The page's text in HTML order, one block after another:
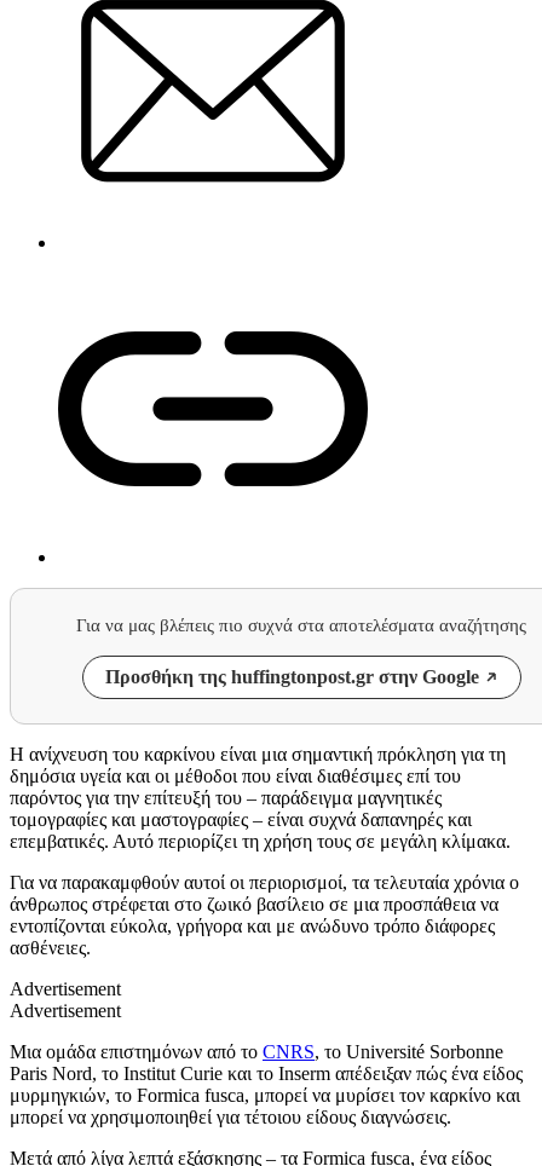
Για να μας βλέπεις πιο συχνά στα αποτελέσματα αναζήτησης
Προσθήκη της huffingtonpost.gr στην Google
Η ανίχνευση του καρκίνου είναι μια σημαντική πρόκληση για τη
δημόσια υγεία και οι μέθοδοι που είναι διαθέσιμες επί του
παρόντος για την επίτευξή του – παράδειγμα μαγνητικές
τομογραφίες και μαστογραφίες – είναι συχνά δαπανηρές και
επεμβατικές. Αυτό περιορίζει τη χρήση τους σε μεγάλη κλίμακα.
Για να παρακαμφθούν αυτοί οι περιορισμοί, τα τελευταία χρόνια ο
άνθρωπος στρέφεται στο ζωικό βασίλειο σε μια προσπάθεια να
εντοπίζονται εύκολα, γρήγορα και με ανώδυνο τρόπο διάφορες
ασθένειες.
Advertisement
Advertisement
Μια ομάδα επιστημόνων από το CNRS, το Université Sorbonne
Paris Nord, το Institut Curie και το Inserm απέδειξαν πώς ένα είδος
μυρμηγκιών, το Formica fusca, μπορεί να μυρίσει τον καρκίνο και
μπορεί να χρησιμοποιηθεί για τέτοιου είδους διαγνώσεις.
Μετά από λίγα λεπτά εξάσκησης – τα Formica fusca, ένα είδος